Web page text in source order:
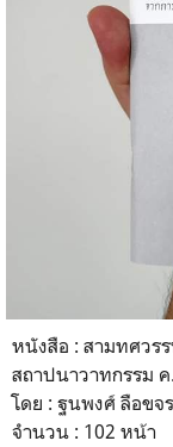
หนังสือ : สามทศวรร
สถาปนาวาทกรรม
โดย : ฐนพงศ์ ลือขจ
จำนวน : 102 หน้า